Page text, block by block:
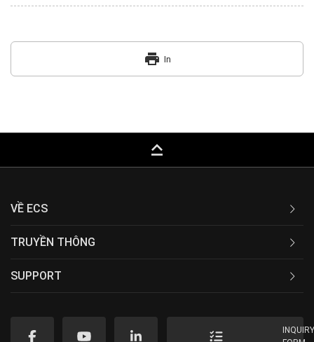
print In
keyboard_capslock
VỀ ECS
TRUYỀN THÔNG
SUPPORT